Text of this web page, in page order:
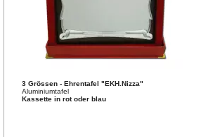
3 Grössen - Ehrentafel "EKH.Nizza"
Aluminiumtafel
Kassette in rot oder blau